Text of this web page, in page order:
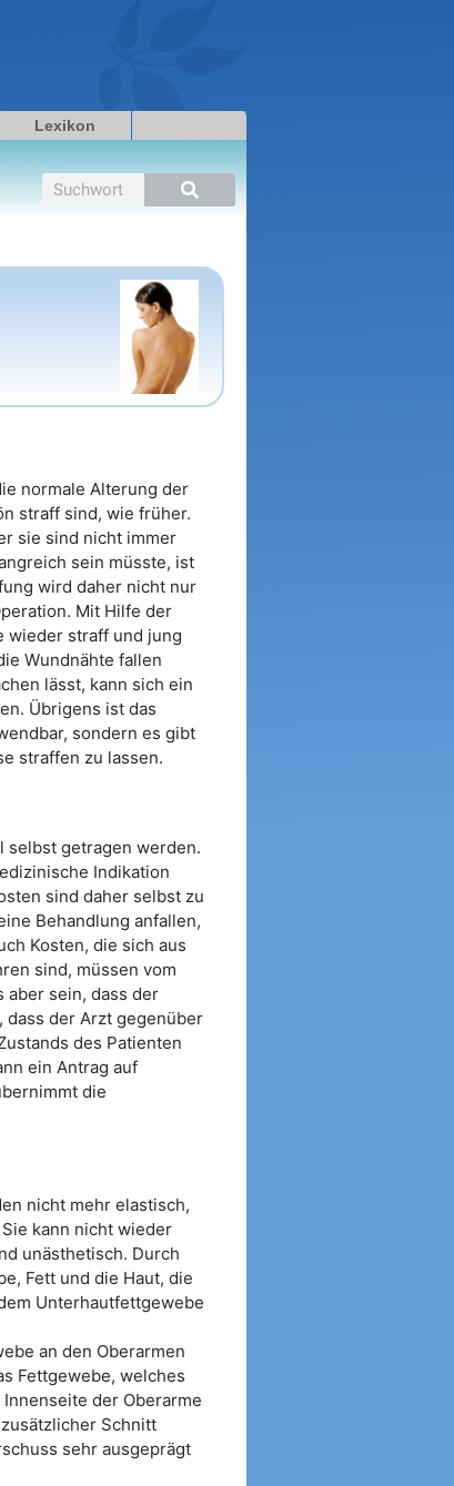
Lexikon
Suche
normale Alterung der
straff sind, wie früher.
sie sind nicht immer
sein müsste, ist
wird daher nicht nur
Mit Hilfe der
wieder straff und jung
Wundnähte fallen
lässt, kann sich ein
Übrigens ist das
sondern es gibt
straffen zu lassen.
selbst getragen werden.
Indikation
sind daher selbst zu
Behandlung anfallen,
Kosten, die sich aus
sind, müssen vom
aber sein, dass der
dass der Arzt gegenüber
des Patienten
ein Antrag auf
die
nicht mehr elastisch,
kann nicht wieder
unästhetisch. Durch
Fett und die Haut, die
Unterhautfettgewebe
an den Oberarmen
Fettgewebe, welches
der Oberarme
Schnitt
sehr ausgeprägt